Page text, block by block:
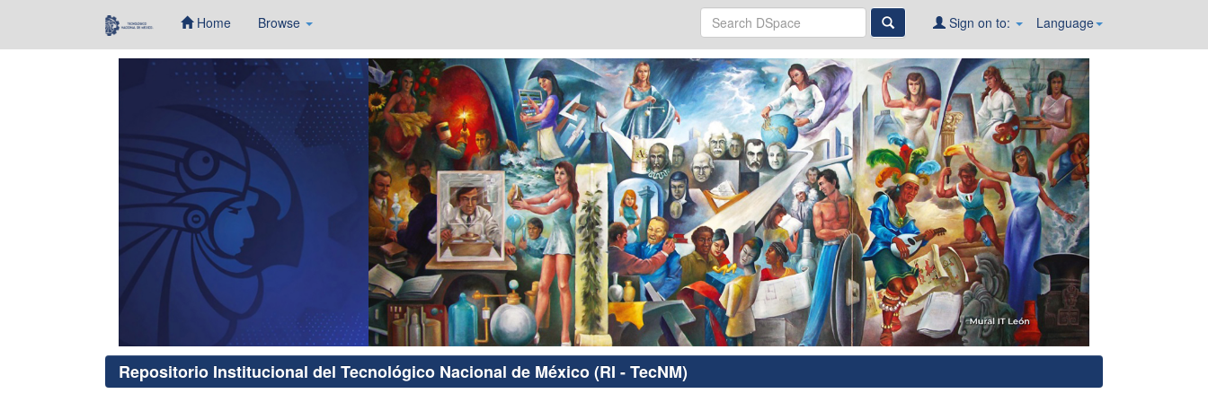
Home Browse Language
Sign on to:
Repositorio Institucional del Tecnológico Nacional de México (RI - TecNM)